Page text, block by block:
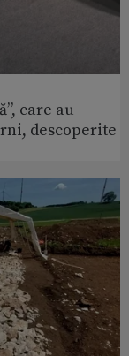
care au
descoperite